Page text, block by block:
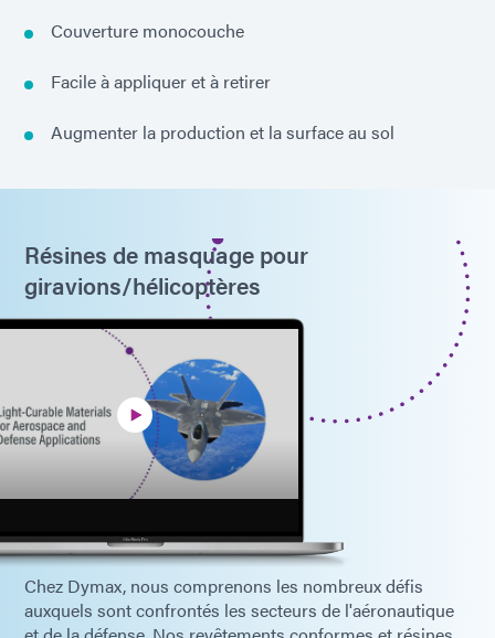
Couverture monocouche
Facile à appliquer et à retirer
Augmenter la production et la surface au sol
Résines de masquage pour
giravions/hélicoptères
Chez Dymax, nous comprenons les nombreux défis
auxquels sont confrontés les secteurs de l'aéronautique